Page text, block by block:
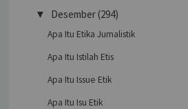
▼ Desember (294)
Apa Itu Etika Jurnalistik
Apa Itu Istilah Etis
Apa Itu Issue Etik
Apa Itu Isu Etik